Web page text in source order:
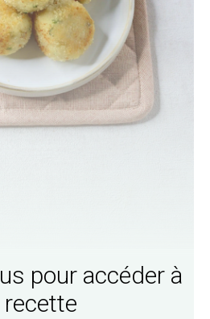
pour accéder à
recette